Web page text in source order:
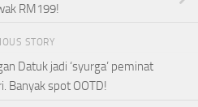
RM199!
STORY
Datuk jadi ‘syurga’ peminat
Banyak spot OOTD!